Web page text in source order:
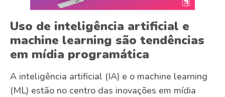
Uso de inteligência artificial e
machine learning são tendências
em mídia programática
A inteligência artificial (IA) e o machine learning
(ML) estão no centro das inovações em mídia